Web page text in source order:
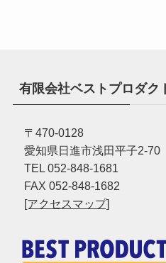
有限会社ベストプロダク
〒470-0128
愛知県日進市浅田平子2-70
TEL 052-848-1681
FAX 052-848-1682
[アクセスマップ]